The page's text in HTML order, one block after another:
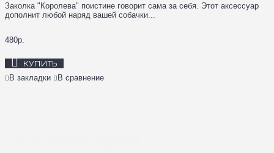
Заколка "Королева" поистине говорит сама за себя. Этот аксессуар
дополнит любой наряд вашей собачки...
480р.
КУПИТЬ
В закладки В сравнение